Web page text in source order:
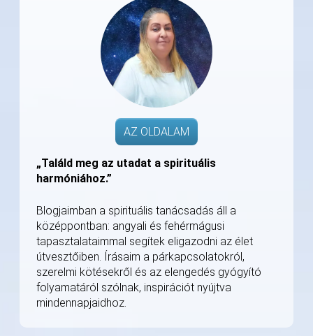
AZ OLDALAM
„Találd meg az utadat a spirituális
harmóniához.”
Blogjaimban a spirituális tanácsadás áll a
középpontban: angyali és fehérmágusi
tapasztalataimmal segítek eligazodni az élet
útvesztőiben. Írásaim a párkapcsolatokról,
szerelmi kötésekről és az elengedés gyógyító
folyamatáról szólnak, inspirációt nyújtva
mindennapjaidhoz.